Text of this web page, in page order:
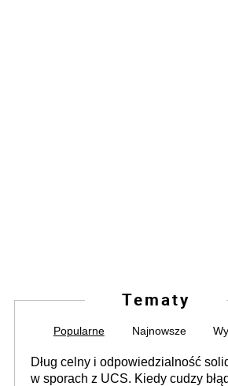
Tematy
Popularne Najnowsze
Dług celny i odpowiedzialność
w sporach z UCS. Kiedy cudzy